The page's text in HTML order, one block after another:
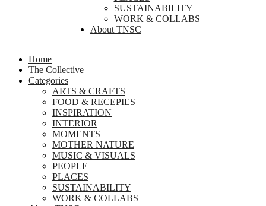
SUSTAINABILITY
WORK & COLLABS
About TNSC
Home
The Collective
Categories
ARTS & CRAFTS
FOOD & RECEPIES
INSPIRATION
INTERIOR
MOMENTS
MOTHER NATURE
MUSIC & VISUALS
PEOPLE
PLACES
SUSTAINABILITY
WORK & COLLABS